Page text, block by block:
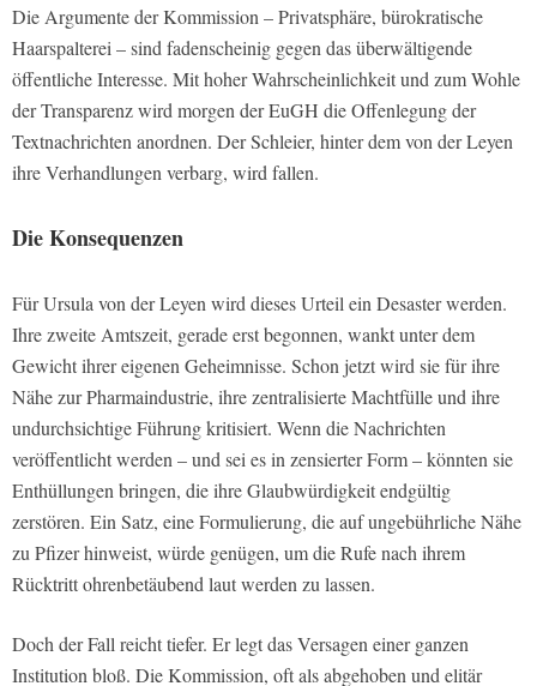
Die Argumente der Kommission – Privatsphäre, bürokratische
Haarspalterei – sind fadenscheinig gegen das überwältigende
öffentliche Interesse. Mit hoher Wahrscheinlichkeit und zum Wohle
der Transparenz wird morgen der EuGH die Offenlegung der
Textnachrichten anordnen. Der Schleier, hinter dem von der Leyen
ihre Verhandlungen verbarg, wird fallen.
Die Konsequenzen
Für Ursula von der Leyen wird dieses Urteil ein Desaster werden.
Ihre zweite Amtszeit, gerade erst begonnen, wankt unter dem
Gewicht ihrer eigenen Geheimnisse. Schon jetzt wird sie für ihre
Nähe zur Pharmaindustrie, ihre zentralisierte Machtfülle und ihre
undurchsichtige Führung kritisiert. Wenn die Nachrichten
veröffentlicht werden – und sei es in zensierter Form – könnten sie
Enthüllungen bringen, die ihre Glaubwürdigkeit endgültig
zerstören. Ein Satz, eine Formulierung, die auf ungebührliche Nähe
zu Pfizer hinweist, würde genügen, um die Rufe nach ihrem
Rücktritt ohrenbetäubend laut werden zu lassen.
Doch der Fall reicht tiefer. Er legt das Versagen einer ganzen
Institution bloß. Die Kommission, oft als abgehoben und elitär